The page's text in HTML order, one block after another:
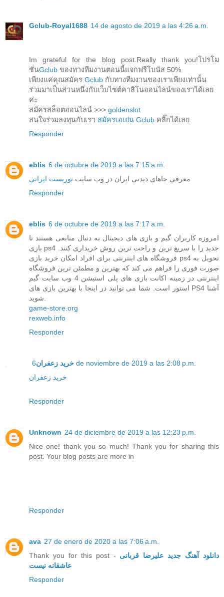
Gclub-Royal1688 14 de agosto de 2019 a las 4:26 a.m.
Im grateful for the blog post.Really thank you!โปรโม
ชั่นGclub ของทางทีมงานตอนนี้แจกฟรีโบนัส 50%
เพียงแค่คุณสมัคร Gclub กับทางทีมงานของเราเพียงเท่านั้น
ร่วมมาเป็นส่วนหนึ่งกับเว็บไซต์คาสิโนออนไลน์ของเราได้เลย
ค่ะ
สมัครสล็อตออนไลน์ >>> goldenslot
สนใจร่วมลงทุนกับเรา สมัครเอเย่น Gclub คลิ๊กได้เลย
Responder
eblis 6 de octubre de 2019 a las 7:15 a.m.
معرفی جاهای دیدنی ایران در وب سایت توریست ایرانی
Responder
eblis 6 de octubre de 2019 a las 7:17 a.m.
امروزه کاربران گیم و بازی های دیجیتال به دنبال منابعی هستند تا
بازی ps4 جدید را با سریع ترین و راحت ترین روش خریداری کنند.
فروشگاه های اینترنتی برای افراد امکان خرید بازی ps4 تحویل به
صورت فوری را فراهم می کند که بهترین و مطمئن ترین فروشگاه
اینترنتی در زمینه اکانت بازی های پلی استیشن 4 وب سایت گیم
استور است. شما می توانید در اینجا با بهترین بازی های PS4 آشنا
شوید.
game-store.org
rexweb.info
Responder
خرید زعفران 6 de noviembre de 2019 a las 2:08 p.m.
خرید زعفران
Responder
Unknown 24 de diciembre de 2019 a las 12:23 p.m.
Nice one! thank you so much! Thank you for sharing this
post. Your blog posts are more in
Responder
ava 27 de enero de 2020 a las 7:06 a.m.
Thank you for this post - دانلود آهنگ جدید علیرضا قربانی
عاشقانه نیست
Responder